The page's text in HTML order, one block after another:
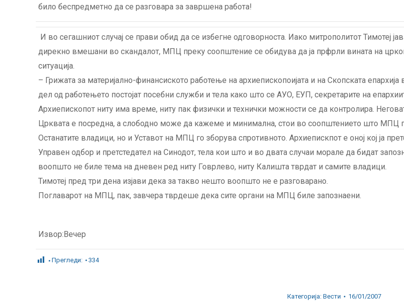
било беспредметно да се разговара за завршена работа!
И во сегашниот случај се прави обид да се избегне одговорноста. Иако митрополитот Тимотеј
дирекно вмешани во скандалот, МПЦ преку соопштение се обидува да ја прфрли вината на
ситуација.
– Грижата за материјално-финансиското работење на архиепископоијата и на Скопската
дел од работењето постојат посебни служби и тела како што се АУО, ЕУП, секретарите на
Архиепископот ниту има време, ниту пак физички и технички можности се да контролира.
Црквата е посредна, а слободно може да кажеме и минимална, стои во соопштението што МПЦ
Останатите владици, но и Уставот на МПЦ го зборува спротивното. Архиепискпот е оној кој ја
Управен одбор и претстедател на Синодот, тела кои што и во двата случаи морале да бидат
воопшто не биле тема на дневен ред ниту Говрлево, ниту Калишта тврдат и самите владици.
Тимотеј пред три дена изјави дека за такво нешто воопшто не е разговарано.
Поглаварот на МПЦ, пак, завчера тврдеше дека сите органи на МПЦ биле запознаени.
Извор:Вечер
Прегледи: 334
Категорија: Вести 16/01/2007